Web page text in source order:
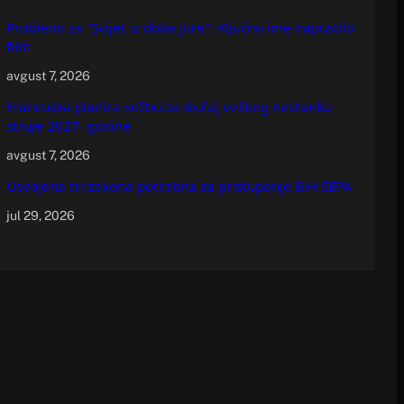
Problemi za "Svijet iz doba Jure": Ključno ime napustilo
film
avgust 7, 2026
Francuska planira vežbu za slučaj velikog nestanka
struje 2027. godine
avgust 7, 2026
Usvojena tri zakona potrebna za pristupanje BiH SEPA
jul 29, 2026